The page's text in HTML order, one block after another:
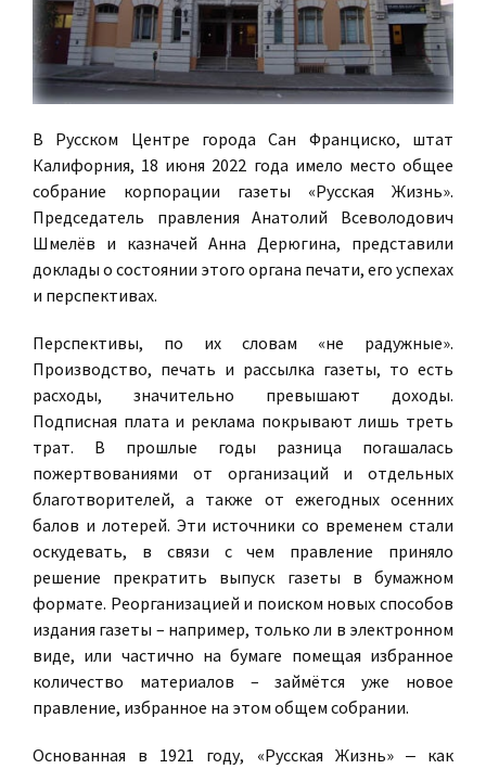
В Русском Центре города Сан Франциско, штат
Калифорния, 18 июня 2022 года имело место общее
собрание корпорации газеты «Русская Жизнь».
Председатель правления Анатолий Всеволодович
Шмелёв и казначей Анна Дерюгина, представили
доклады о состоянии этого органа печати, его успехах
и перспективах.
Перспективы, по их словам «не радужные».
Производство, печать и рассылка газеты, то есть
расходы, значительно превышают доходы.
Подписная плата и реклама покрывают лишь треть
трат. В прошлые годы разница погашалась
пожертвованиями от организаций и отдельных
благотворителей, а также от ежегодных осенних
балов и лотерей. Эти источники со временем стали
оскудевать, в связи с чем правление приняло
решение прекратить выпуск газеты в бумажном
формате. Реорганизацией и поиском новых способов
издания газеты – например, только ли в электронном
виде, или частично на бумаге помещая избранное
количество материалов – займётся уже новое
правление, избранное на этом общем собрании.
Основанная в 1921 году, «Русская Жизнь» ‒ как